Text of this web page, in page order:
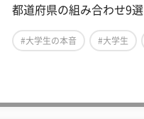
都道府県の組み合わせ9選
#大学生の本音 #大学生